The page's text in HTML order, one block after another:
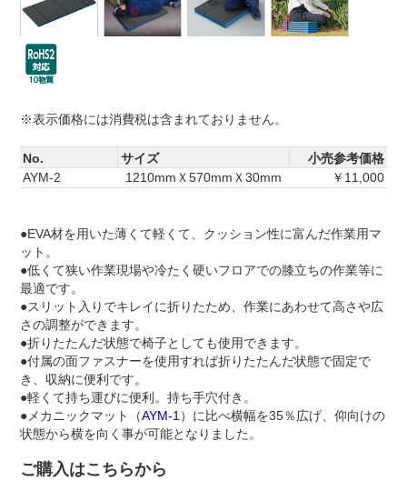
※表示価格には消費税は含まれておりません。
No. サイズ
小売参考価格
AYM-2
1210mmＸ570mmＸ30mm ￥11,000
●EVA材を用いた薄くて軽くて、クッション性に富んだ作業用マ
ット。
●低くて狭い作業現場や冷たく硬いフロアでの膝立ちの作業等に
最適です。
●スリット入りでキレイに折りたため、作業にあわせて高さや広
さの調整ができます。
●折りたたんだ状態で椅子としても使用できます。
●付属の面ファスナーを使用すれば折りたたんだ状態で固定で
き、収納に便利です。
●軽くて持ち運びに便利。持ち手穴付き。
●メカニックマット（AYM-1）に比べ横幅を35％広げ、仰向けの
状態から横を向く事が可能となりました。
ご購入はこちらから